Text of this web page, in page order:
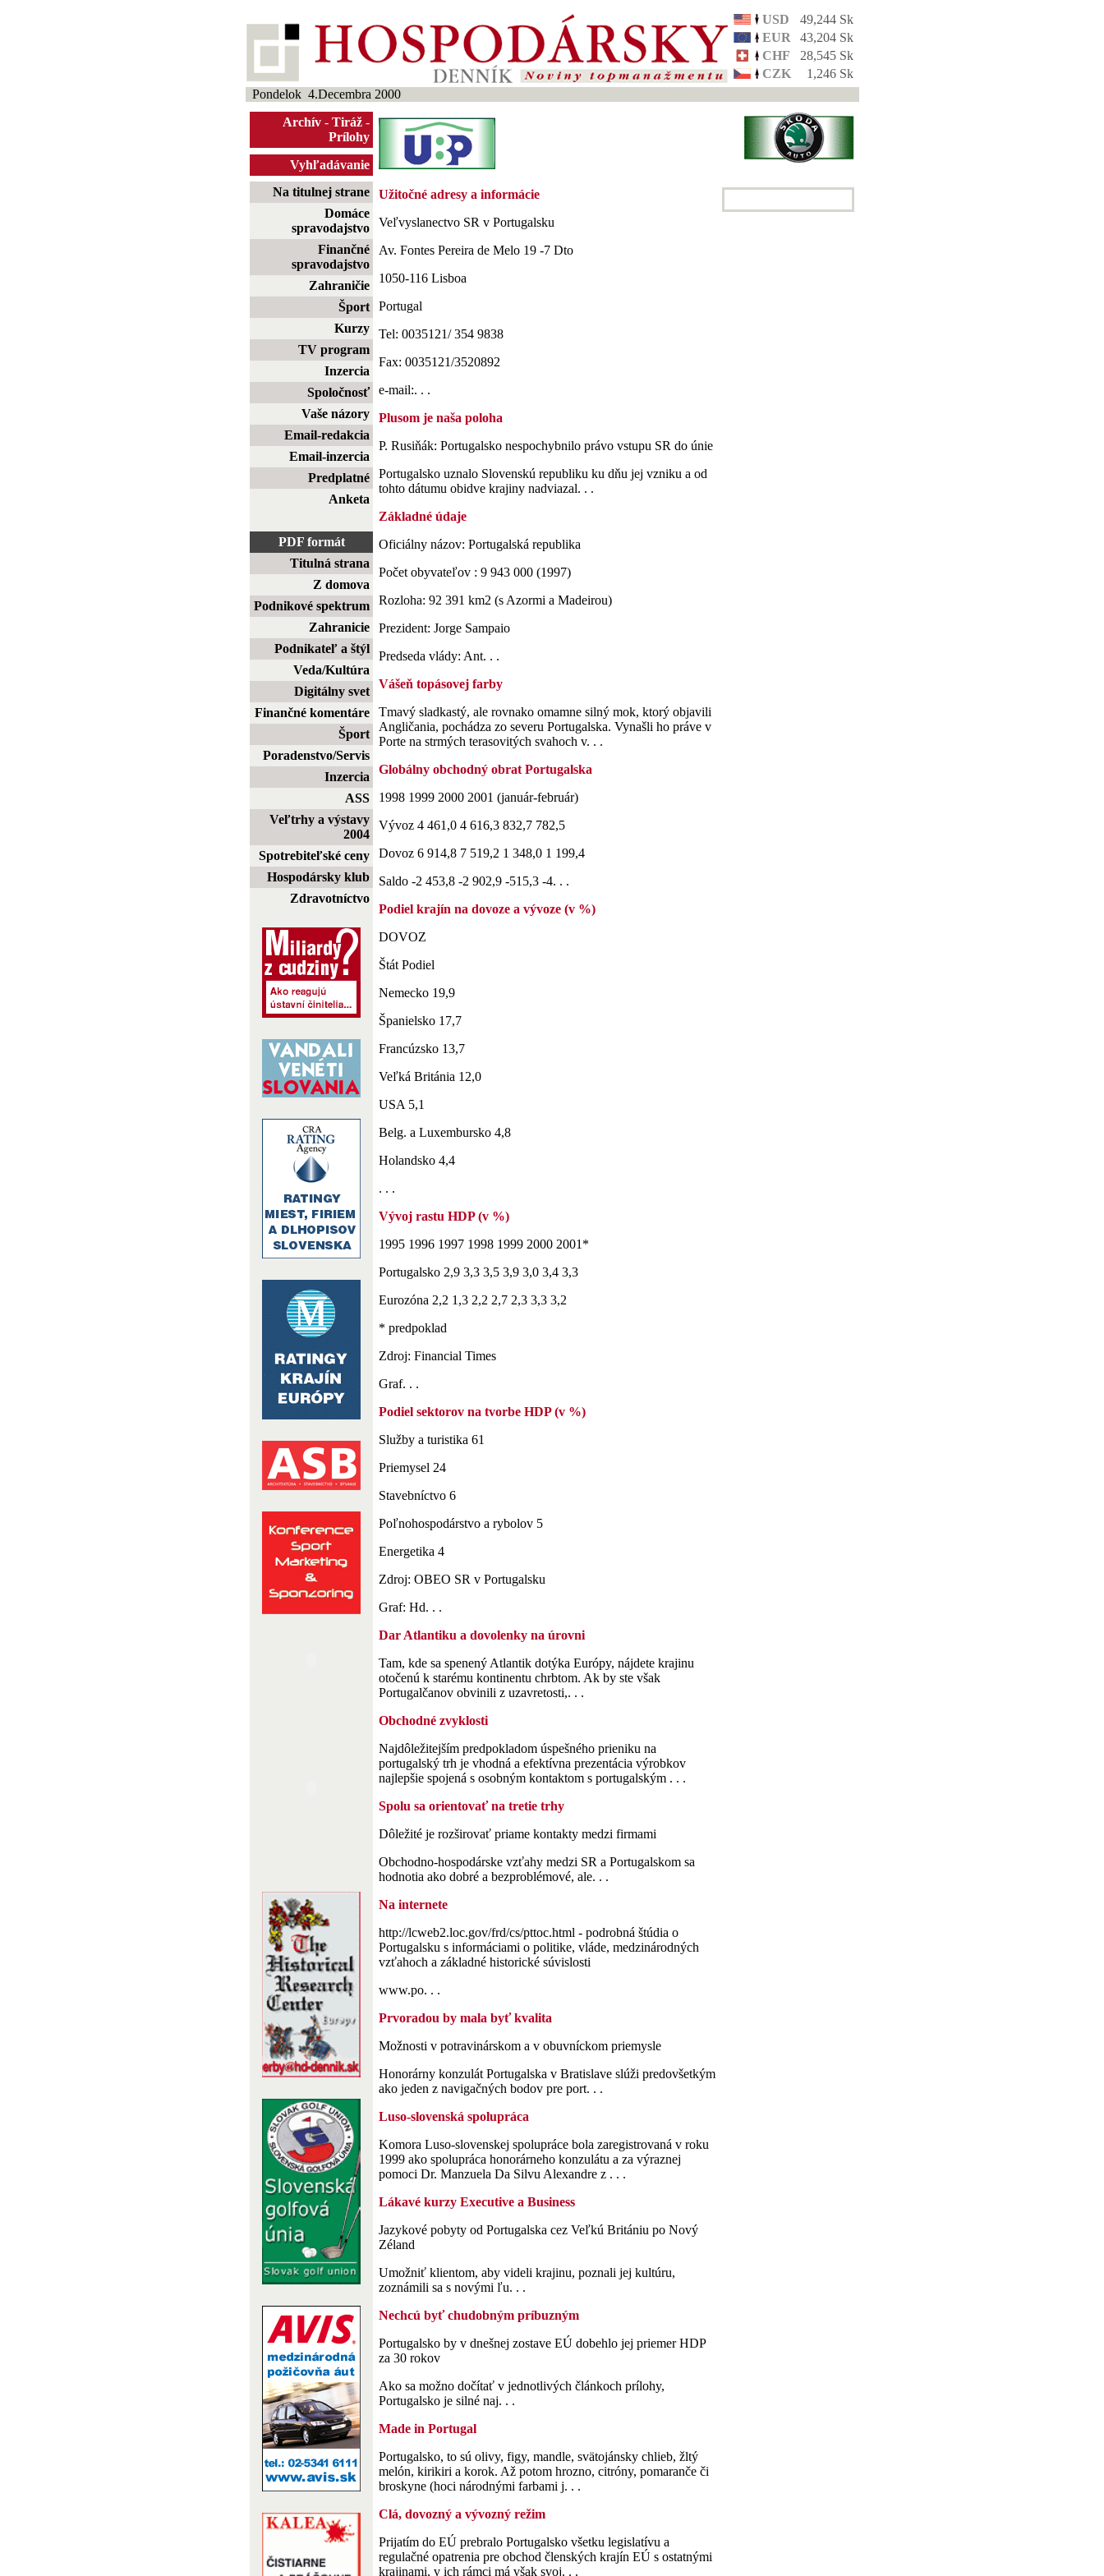
USD
49,244 Sk
EUR
43,204 Sk
CHF
28,545 Sk
CZK
1,246 Sk
Pondelok 4.Decembra 2000
Archív - Tiráž -
Prílohy
Vyhľadávanie
Na titulnej strane
Domáce
spravodajstvo
Finančné
spravodajstvo
Zahraničie
Šport
Kurzy
TV program
Inzercia
Spoločnosť
Vaše názory
Email-redakcia
Email-inzercia
Predplatné
Anketa
PDF formát
Titulná strana
Z domova
Podnikové spektrum
Zahranicie
Podnikateľ a štýl
Veda/Kultúra
Digitálny svet
Finančné komentáre
Šport
Poradenstvo/Servis
Inzercia
ASS
Veľtrhy a výstavy
2004
Spotrebiteľské ceny
Hospodársky klub
Zdravotníctvo
Užitočné adresy a informácie
Veľvyslanectvo SR v Portugalsku
Av. Fontes Pereira de Melo 19 -7 Dto
1050-116 Lisboa
Portugal
Tel: 0035121/ 354 9838
Fax: 0035121/3520892
e-mail:. . .
Plusom je naša poloha
P. Rusiňák: Portugalsko nespochybnilo právo vstupu SR do únie
Portugalsko uznalo Slovenskú republiku ku dňu jej vzniku a od
tohto dátumu obidve krajiny nadviazal. . .
Základné údaje
Oficiálny názov: Portugalská republika
Počet obyvateľov : 9 943 000 (1997)
Rozloha: 92 391 km2 (s Azormi a Madeirou)
Prezident: Jorge Sampaio
Predseda vlády: Ant. . .
Vášeň topásovej farby
Tmavý sladkastý, ale rovnako omamne silný mok, ktorý objavili
Angličania, pochádza zo severu Portugalska. Vynašli ho práve v
Porte na strmých terasovitých svahoch v. . .
Globálny obchodný obrat Portugalska
1998 1999 2000 2001 (január-február)
Vývoz 4 461,0 4 616,3 832,7 782,5
Dovoz 6 914,8 7 519,2 1 348,0 1 199,4
Saldo -2 453,8 -2 902,9 -515,3 -4. . .
Podiel krajín na dovoze a vývoze (v %)
DOVOZ
Štát Podiel
Nemecko 19,9
Španielsko 17,7
Francúzsko 13,7
Veľká Británia 12,0
USA 5,1
Belg. a Luxembursko 4,8
Holandsko 4,4
. . .
Vývoj rastu HDP (v %)
1995 1996 1997 1998 1999 2000 2001*
Portugalsko 2,9 3,3 3,5 3,9 3,0 3,4 3,3
Eurozóna 2,2 1,3 2,2 2,7 2,3 3,3 3,2
* predpoklad
Zdroj: Financial Times
Graf. . .
Podiel sektorov na tvorbe HDP (v %)
Služby a turistika 61
Priemysel 24
Stavebníctvo 6
Poľnohospodárstvo a rybolov 5
Energetika 4
Zdroj: OBEO SR v Portugalsku
Graf: Hd. . .
Dar Atlantiku a dovolenky na úrovni
Tam, kde sa spenený Atlantik dotýka Európy, nájdete krajinu
otočenú k starému kontinentu chrbtom. Ak by ste však
Portugalčanov obvinili z uzavretosti,. . .
Obchodné zvyklosti
Najdôležitejším predpokladom úspešného prieniku na
portugalský trh je vhodná a efektívna prezentácia výrobkov
najlepšie spojená s osobným kontaktom s portugalským . . .
Spolu sa orientovať na tretie trhy
Dôležité je rozširovať priame kontakty medzi firmami
Obchodno-hospodárske vzťahy medzi SR a Portugalskom sa
hodnotia ako dobré a bezproblémové, ale. . .
Na internete
http://lcweb2.loc.gov/frd/cs/pttoc.html - podrobná štúdia o
Portugalsku s informáciami o politike, vláde, medzinárodných
vzťahoch a základné historické súvislosti
www.po. . .
Prvoradou by mala byť kvalita
Možnosti v potravinárskom a v obuvníckom priemysle
Honorárny konzulát Portugalska v Bratislave slúži predovšetkým
ako jeden z navigačných bodov pre port. . .
Luso-slovenská spolupráca
Komora Luso-slovenskej spolupráce bola zaregistrovaná v roku
1999 ako spolupráca honorárneho konzulátu a za výraznej
pomoci Dr. Manzuela Da Silvu Alexandre z . . .
Lákavé kurzy Executive a Business
Jazykové pobyty od Portugalska cez Veľkú Britániu po Nový
Zéland
Umožniť klientom, aby videli krajinu, poznali jej kultúru,
zoznámili sa s novými ľu. . .
Nechcú byť chudobným príbuzným
Portugalsko by v dnešnej zostave EÚ dobehlo jej priemer HDP
za 30 rokov
Ako sa možno dočítať v jednotlivých článkoch prílohy,
Portugalsko je silné naj. . .
Made in Portugal
Portugalsko, to sú olivy, figy, mandle, svätojánsky chlieb, žltý
melón, kirikiri a korok. Až potom hrozno, citróny, pomaranče či
broskyne (hoci národnými farbami j. . .
Clá, dovozný a vývozný režim
Prijatím do EÚ prebralo Portugalsko všetku legislatívu a
regulačné opatrenia pre obchod členských krajín EÚ s ostatnými
krajinami, v ich rámci má však svoj. . .